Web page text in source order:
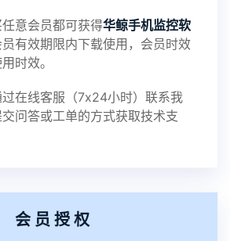
文件名称
常风险情况，传输对方手机数据文
代理网络
任意会员都可获得华鲸手机监控软
有效期限内下载使用，会员时效
时效。
在线客服（7x24小时）联系我
问答或工单的方式获取技术支
会员授权